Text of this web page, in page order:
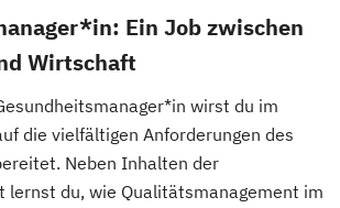
Ein Job zwischen
Wirtschaft
wirst du im
die vielfältigen Anforderungen des
Neben Inhalten der
lernst du, wie Qualitätsmanagement im